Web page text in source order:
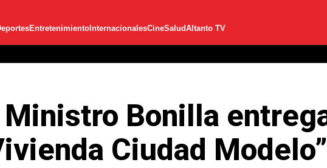
Entretenimiento InternacionalesCineSaludAltanto TV
Bonilla
Ciudad Modelo”